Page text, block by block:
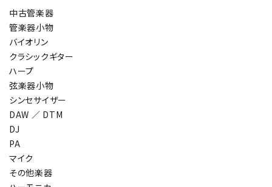
中古管楽器
管楽器小物
バイオリン
クラシックギター
ハープ
弦楽器小物
シンセサイザー
DAW ／ DTM
DJ
PA
マイク
その他楽器